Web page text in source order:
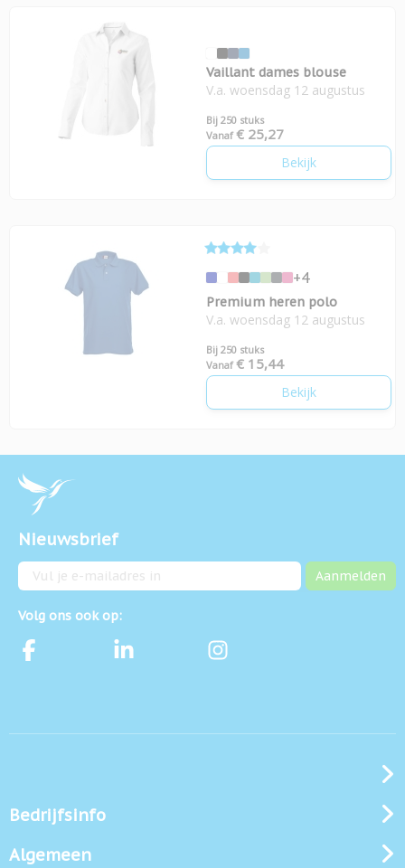
Vaillant dames blouse
V.a. woensdag 12 augustus
Bij 250 stuks
Vanaf € 25,27
Bekijk
+4
Premium heren polo
V.a. woensdag 12 augustus
Bij 250 stuks
Vanaf € 15,44
Bekijk
Nieuwsbrief
E-mailadres Aanmelden
Volg ons ook op:
Bedrijfsinfo
Algemeen